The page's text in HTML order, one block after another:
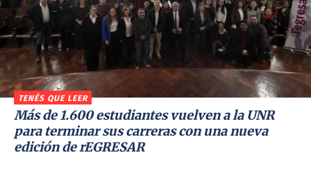
TENÉS QUE LEER
Más de 1.600 estudiantes vuelven a la UNR
para terminar sus carreras con una nueva
edición de rEGRESAR